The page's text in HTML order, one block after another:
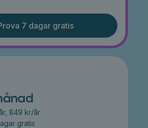
7 dagar gratis
849 kr/år
gratis